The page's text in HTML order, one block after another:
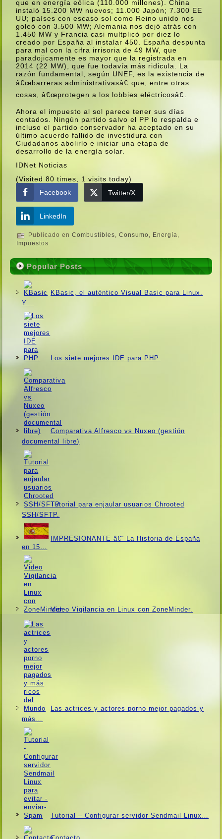
que en energí­a eólica (110.000 millones). China
instaló 15.200 MW nuevos; 11.000 Japón; 7.300 EE
UU; paí­ses con escaso sol como Reino unido nos
goleó con 3.500 MW; Alemania nos dejó atrás con
1.450 MW y Francia casi multplicó por diez lo
creado por España al instalar 450. España despunta
para mal con la cifra irrisoria de 49 MW, que
paradojicamente es mayor que la registrada en
2014 (22 MW), que fue todaví­a más ridicula. La
razón fundamental, según UNEF, es la existencia de
â€œbarreras administrativasâ€ que, entre otras
cosas, â€œprotegen a los lobbies eléctricosâ€.
Ahora el impuesto al sol parece tener sus dí­as
contados. Ningún partido salvo el PP lo respalda e
incluso el partido conservador ha aceptado en su
último acuerdo fallido de investidura con
Ciudadanos abolirlo e iniciar una etapa de
desarrollo de la energí­a solar.
IDNet Noticias
(Visited 80 times, 1 visits today)
Facebook
Twitter/X
LinkedIn
Publicado en Combustibles,Consumo, Energí­a,
Impuestos
Popular Posts
KBasic, el auténtico Visual Basic para Linux.
Y…
Los siete mejores IDE para PHP.
Comparativa Alfresco vs Nuxeo (gestión
documental libre)
Tutorial para enjaular usuarios Chrooted
SSH/SFTP.
IMPRESIONANTE â€“ La Historia de España
en 15…
Video Vigilancia en Linux con ZoneMinder.
Las actrices y actores porno mejor pagados y
más…
Tutorial – Configurar servidor Sendmail Linux…